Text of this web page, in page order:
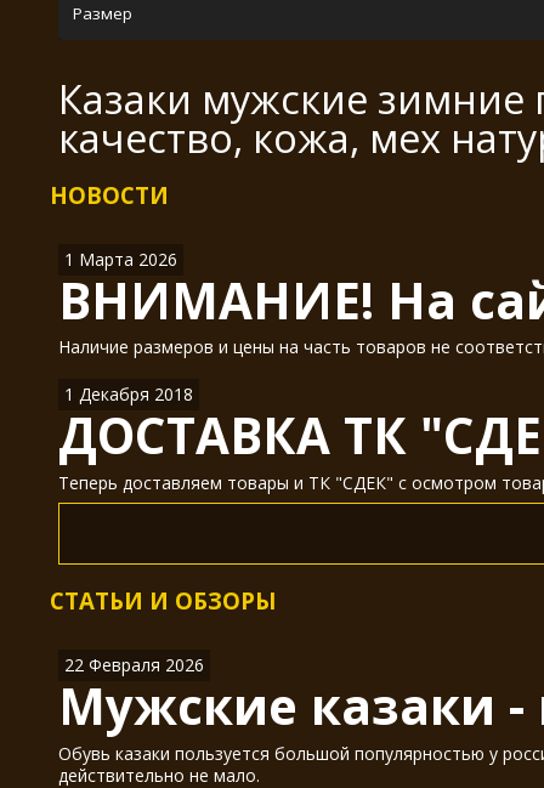
Размер
Казаки мужские зимние
качество, кожа, мех
НОВОСТИ
1 Марта 2026
ВНИМАНИЕ! На
Наличие размеров и цены на часть товаров не
1 Декабря 2018
ДОСТАВКА ТК
Теперь доставляем товары и ТК "СДЕК" с осмотром
СТАТЬИ И ОБЗОРЫ
22 Февраля 2026
Мужские казаки
Обувь казаки пользуется большой популярностью у
действительно не мало.